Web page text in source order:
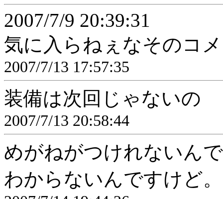
2007/7/9 20:39:31
気に入らねぇなそのコ
2007/7/13 17:57:35
装備は次回じゃないの
2007/7/13 20:58:44
めがねがつけれないん
わからないんですけど。